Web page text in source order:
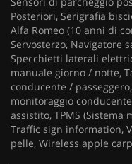
Posteriori, Serigrafia
Alfa Romeo (10 anni di
Servosterzo, Navigatore
Specchietti laterali
manuale giorno / notte,
conducente /
monitoraggio
assistito, TPMS
Traffic sign information,
pelle, Wireless apple